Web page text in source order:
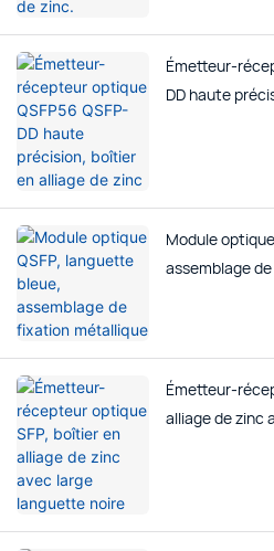
Émetteur-
DD haute
Module
assemblage
Émetteur-
alliage de zinc